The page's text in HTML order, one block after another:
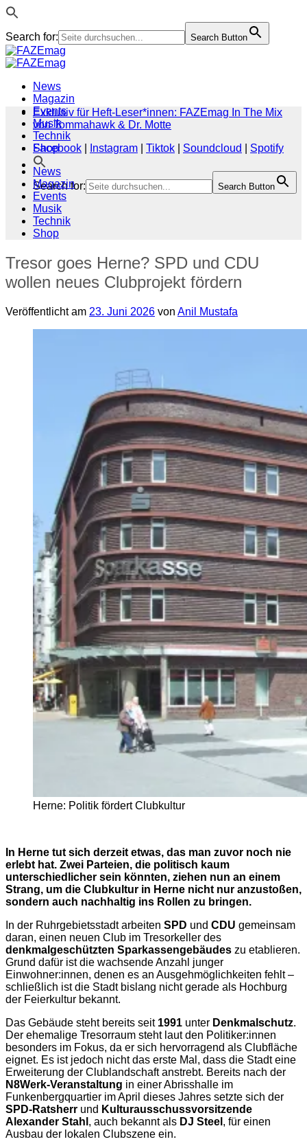
Search for: Search Button
Zum
Inhalt
News
Magazin
Events
Musik
Technik
Shop
Search for: Search Button
Exklusiv für Heft-Leser*innen: FAZEmag In The Mix
von Tommahawk & Dr. Motte
Facebook
Instagram Tiktok Soundcloud
Spotify
News
Magazin
Events
Musik
Technik
Shop
Tresor goes Herne? SPD und CDU
wollen neues Clubprojekt fördern
Veröffentlicht am 23. Juni 2026 von Anil Mustafa
Herne: Politik fördert Clubkultur
In Herne tut sich derzeit etwas, das man zuvor noch nie
erlebt hat. Zwei Parteien, die politisch kaum
unterschiedlicher sein könnten, ziehen nun an einem
Strang, um die Clubkultur in Herne nicht nur anzustoßen,
sondern auch nachhaltig ins Rollen zu bringen.
In der Ruhrgebietsstadt arbeiten SPD und CDU gemeinsam
daran, einen neuen Club im Tresorkeller des
denkmalgeschützten Sparkassengebäudes zu etablieren.
Grund dafür ist die wachsende Anzahl junger
Einwohner:innen, denen es an Ausgehmöglichkeiten fehlt –
schließlich ist die Stadt bislang nicht gerade als Hochburg
der Feierkultur bekannt.
Das Gebäude steht bereits seit 1991 unter Denkmalschutz.
Der ehemalige Tresorraum steht laut den Politiker:innen
besonders im Fokus, da er sich hervorragend als Clubfläche
eignet. Es ist jedoch nicht das erste Mal, dass die Stadt eine
Erweiterung der Clublandschaft anstrebt. Bereits nach der
N8Werk-Veranstaltung in einer Abrisshalle im
Funkenbergquartier im April dieses Jahres setzte sich der
SPD-Ratsherr und Kulturausschussvorsitzende
Alexander Stahl , auch bekannt als DJ Steel , für einen
Ausbau der lokalen Clubszene ein.